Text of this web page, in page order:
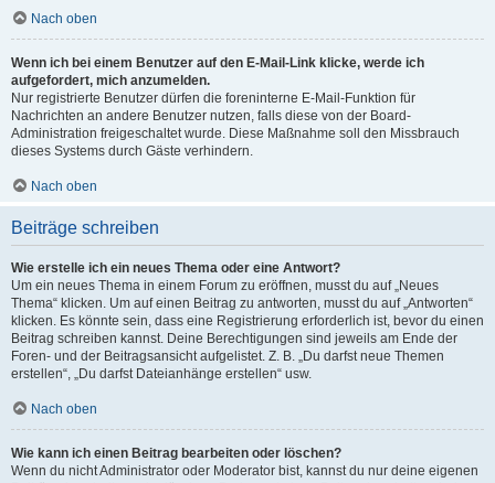
Nach oben
Wenn ich bei einem Benutzer auf den E-Mail-Link klicke, werde ich
aufgefordert, mich anzumelden.
Nur registrierte Benutzer dürfen die foreninterne E-Mail-Funktion für
Nachrichten an andere Benutzer nutzen, falls diese von der Board-
Administration freigeschaltet wurde. Diese Maßnahme soll den Missbrauch
dieses Systems durch Gäste verhindern.
Nach oben
Beiträge schreiben
Wie erstelle ich ein neues Thema oder eine Antwort?
Um ein neues Thema in einem Forum zu eröffnen, musst du auf „Neues
Thema“ klicken. Um auf einen Beitrag zu antworten, musst du auf „Antworten“
klicken. Es könnte sein, dass eine Registrierung erforderlich ist, bevor du einen
Beitrag schreiben kannst. Deine Berechtigungen sind jeweils am Ende der
Foren- und der Beitragsansicht aufgelistet. Z. B. „Du darfst neue Themen
erstellen“, „Du darfst Dateianhänge erstellen“ usw.
Nach oben
Wie kann ich einen Beitrag bearbeiten oder löschen?
Wenn du nicht Administrator oder Moderator bist, kannst du nur deine eigenen